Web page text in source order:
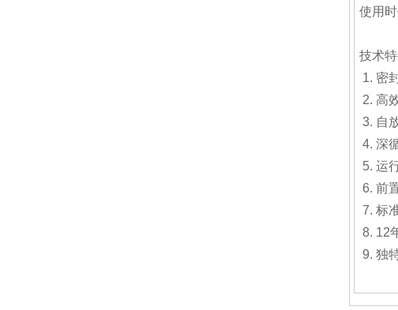
使用
技术
1. 密
2. 高
3. 自
4. 深
5. 运
6. 前
7. 标
8. 12
9. 独